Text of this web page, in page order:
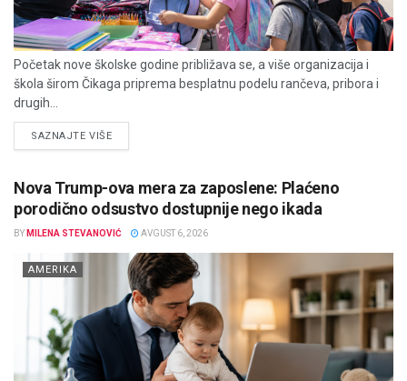
Početak nove školske godine približava se, a više organizacija i
škola širom Čikaga priprema besplatnu podelu rančeva, pribora i
drugih...
SAZNAJTE VIŠEDETAILS
Nova Trump-ova mera za zaposlene: Plaćeno
porodično odsustvo dostupnije nego ikada
BY MILENA STEVANOVIĆ AVGUST 6, 2026
AMERIKA